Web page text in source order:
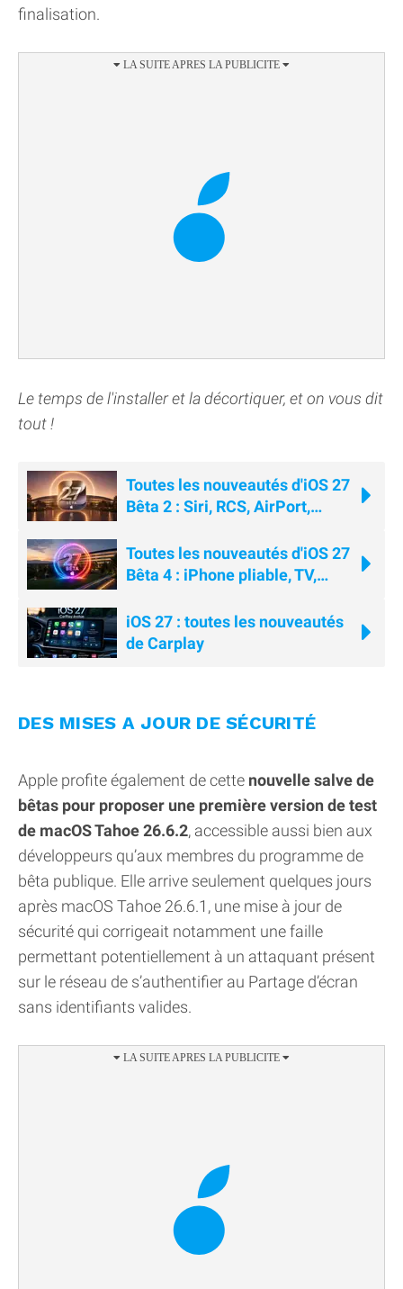
finalisation.
Le temps de l'installer et la décortiquer, et on vous dit
tout !
Toutes les nouveautés d'iOS 27
Bêta 2 : Siri, RCS, AirPort,
Toutes les nouveautés d'iOS 27
Bêta 4 : iPhone pliable, TV,
iOS 27 : toutes les nouveautés
de Carplay
DES MISES A JOUR DE SÉCURITÉ
Apple profite également de cette nouvelle salve de
bêtas pour proposer une première version de test
de macOS Tahoe 26.6.2, accessible aussi bien aux
développeurs qu’aux membres du programme de
bêta publique. Elle arrive seulement quelques jours
après macOS Tahoe 26.6.1, une mise à jour de
sécurité qui corrigeait notamment une faille
permettant potentiellement à un attaquant présent
sur le réseau de s’authentifier au Partage d’écran
sans identifiants valides.